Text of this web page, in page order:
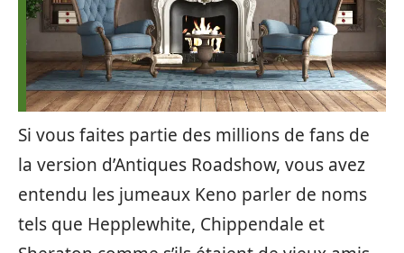
Si vous faites partie des millions de fans de
la version d’Antiques Roadshow, vous avez
entendu les jumeaux Keno parler de noms
tels que Hepplewhite, Chippendale et